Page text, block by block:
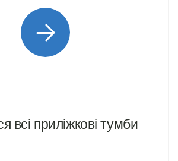
всi приліжкові тумби